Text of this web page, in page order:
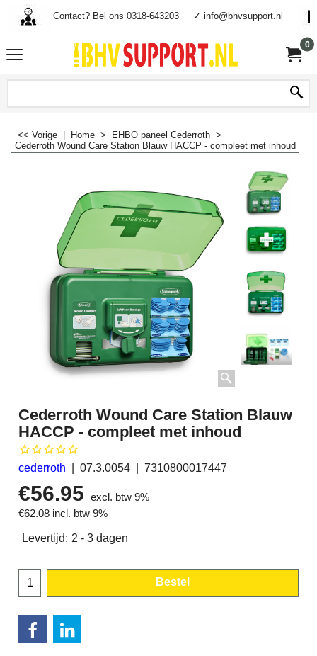
Contact? Bel ons 0318-643203 ✓ info@bhvsupport.nl
0
<< Vorige Home > EHBO paneel Cederroth >
Cederroth Wound Care Station Blauw HACCP - compleet met inhoud
Cederroth Wound Care Station Blauw
HACCP - compleet met inhoud
cederroth 07.3.0054 7310800017447
€56.95
excl. btw 9%
€62.08 incl. btw 9%
Levertijd: 2 - 3 dagen
Bestel